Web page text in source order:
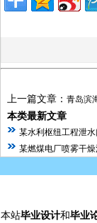
上一篇文章： 青岛滨
本类最新文章
某水利枢纽工程泄
某燃煤电厂喷雾干
本站毕业设计和毕业